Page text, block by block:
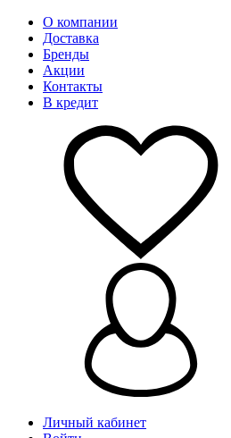
О компании
Доставка
Бренды
Акции
Контакты
В кредит
Личный кабинет